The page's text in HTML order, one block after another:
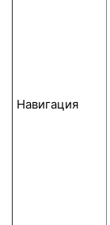
Навигация